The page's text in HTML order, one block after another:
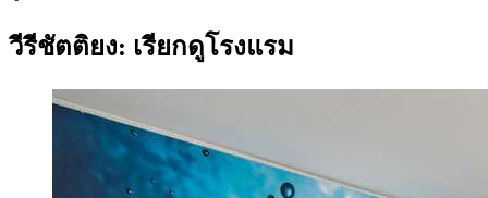
วีรีชัตติยง: เรียกดูโรงแรม